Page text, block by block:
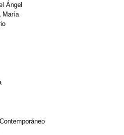
Ángel
María